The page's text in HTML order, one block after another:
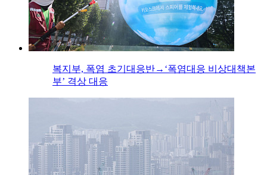
복지부, 폭염 초기대응반→‘폭염대응 비상대책본
부’ 격상 대응